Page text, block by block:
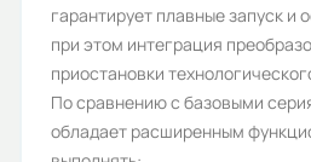
Номинальный
37/45
Перегрузочная
150/110
гарантирует плавные запуск и
при этом интеграция
приостановки
По сравнению с базовыми
обладает расширенным